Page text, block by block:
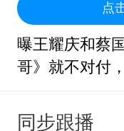
点
曝王耀庆和蔡
哥》就不对付
同步跟播